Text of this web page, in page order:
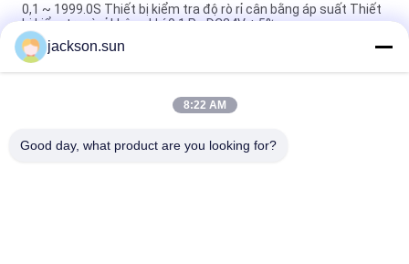
0,1 ~ 1999.0S Thiết bị kiểm tra độ rò rỉ cân bằng áp suất Thiết
bị kiểm tra rò rỉ không khí 0,1 Pa DC24V ± 5%
Máy thí nghiệm đốt cháy ngang bằng nhựa ISO 9772 / Máy thử
độ dễ cháy HB94
FMVSS 302 Động cơ xe Vật liệu Ngang dễ cháy Tester Burning
jackson.sun
8:22 AM
Good day, what product are you looking for?